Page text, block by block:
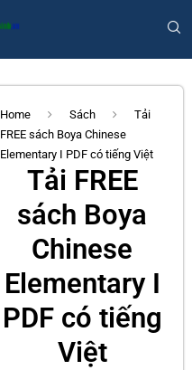
Home Sách
Tải
FREE sách Boya Chinese
Elementary I PDF có tiếng Việt
Tải FREE
sách Boya
Chinese
Elementary I
PDF có tiếng
Việt